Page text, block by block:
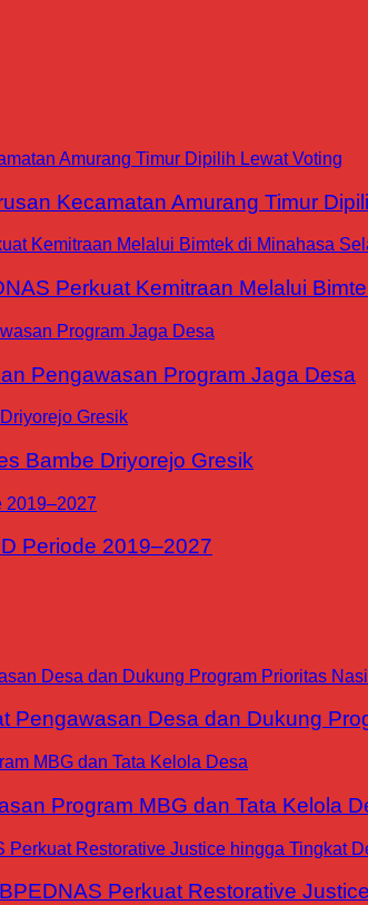
Kecamatan Amurang Timur
Perkuat Kemitraan Melalui
Pengawasan Program Jaga Desa
Bambe Driyorejo Gresik
Periode 2019–2027
Desa dan Dukung
Program MBG dan Tata Kelola
Perkuat Restorative